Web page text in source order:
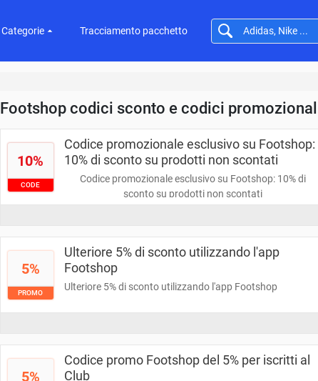
Categorie Tracciamento pacchetto
Footshop codici sconto e codici
10%
CODE
Codice promozionale esclusivo su Footshop:
10% di sconto su prodotti non scontati
Codice promozionale esclusivo su Footshop: 10% di
sconto su prodotti non scontati
5%
PROMO
Ulteriore 5% di sconto utilizzando l'app
Footshop
Ulteriore 5% di sconto utilizzando l'app Footshop
5%
Codice promo Footshop del 5% per iscritti al
Club